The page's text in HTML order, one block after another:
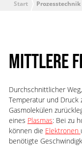
Start Prozesstechnik
MITTLERE
Durchschnittlicher
Temperatur und Druck
Gasmolekülen
eines Plasmas: Bei zu
können die Elektronen
benötigte